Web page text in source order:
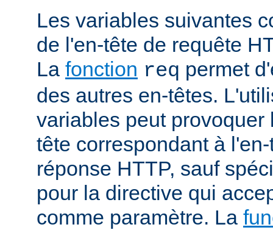
Les variables suivantes
de l'en-tête de requête
La fonction req permet
des autres en-têtes.
variables peut provoquer
tête correspondant à
réponse HTTP, sauf
pour la directive qui
comme paramètre. La